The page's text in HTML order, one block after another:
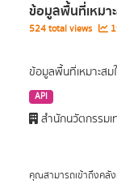
ข้อมูลพื้นที่เหมา
524 total views
ข้อมูลพื้นที่เหมาะส
API
สำนักนวัตกรรมเ
คุณสามารถเข้าถึงคลั